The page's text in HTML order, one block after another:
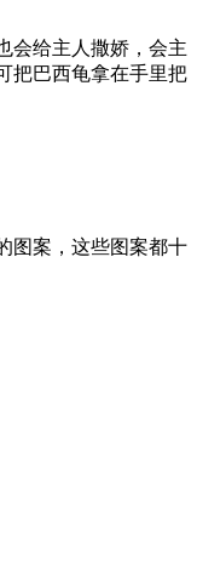
会给主人撒娇，会主
把巴西龟拿在手里把
图案，这些图案都十